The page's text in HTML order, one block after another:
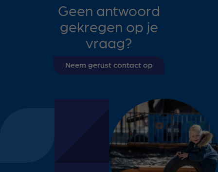
Geen antwoord
gekregen op je
vraag?
Neem gerust contact op